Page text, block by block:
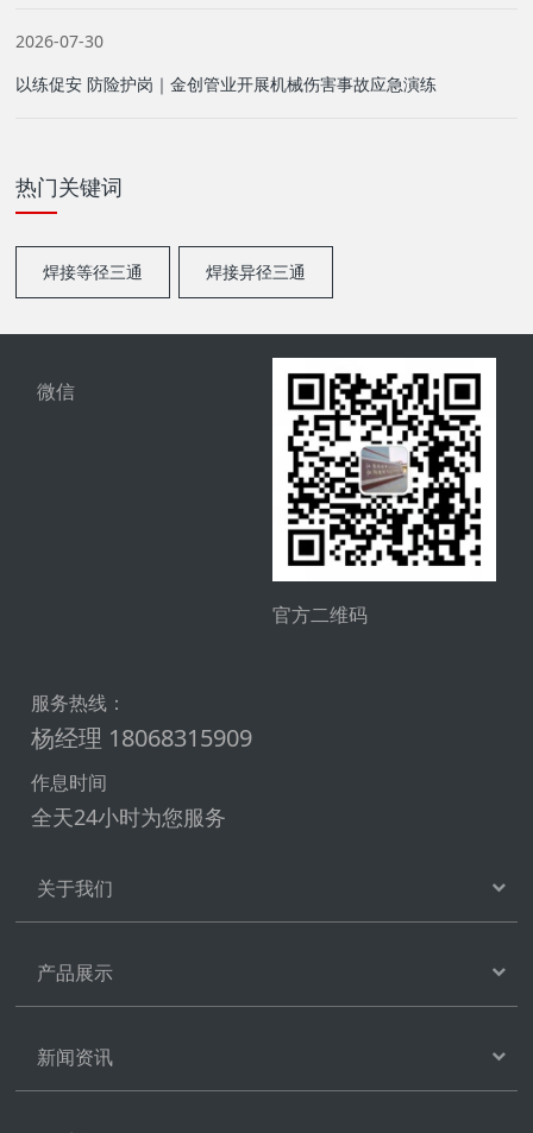
2026-07-30
以练促安 防险护岗｜金创管业开展机械伤害事故应急演练
热门关键词
焊接等径三通 焊接异径三通
微信
官方二维码
服务热线：
杨经理 18068315909
作息时间
全天24小时为您服务
关于我们
产品展示
新闻资讯